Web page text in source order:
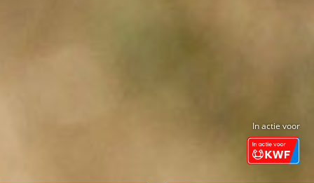
In actie voor